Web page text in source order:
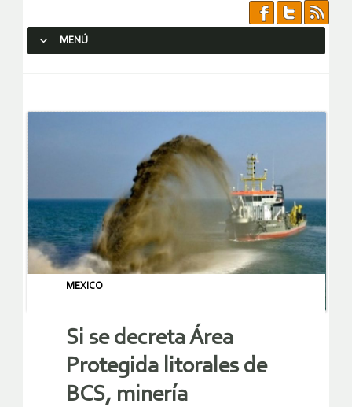
MENÚ
MEXICO
Si se decreta Área
Protegida litorales de
BCS, minería